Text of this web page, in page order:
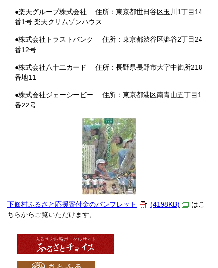
●楽天グループ株式会社 住所：東京都世田谷区玉川1丁目14
番1号 楽天クリムゾンハウス
●株式会社トラストバンク 住所：東京都渋谷区澁谷2丁目24
番12号
●株式会社八十二カード 住所：長野県長野市大字中御所218
番地11
●株式会社ジェーシービー 住所：東京都港区南青山五丁目1
番22号
下條村ふるさと応援寄付金のパンフレット (4198KB)
はこ
ちらからご覧いただけます。